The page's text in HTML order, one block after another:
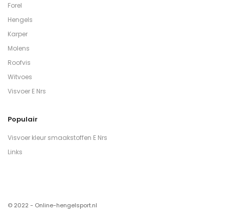
Forel
Hengels
Karper
Molens
Roofvis
Witvoes
Visvoer E Nrs
Populair
Visvoer kleur smaakstoffen E Nrs
Links
© 2022 - Online-hengelsport.nl